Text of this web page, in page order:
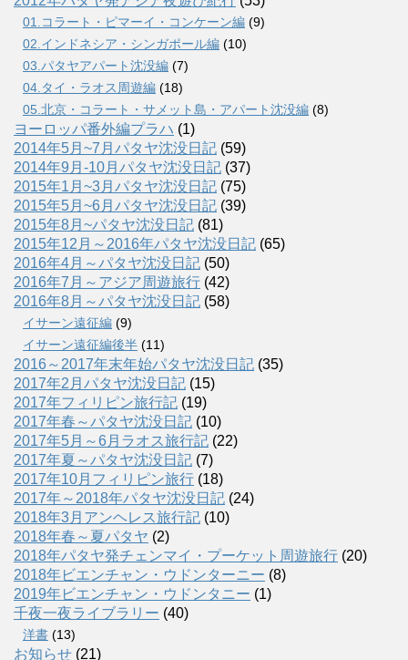
01.コラート・ピマーイ・コンケーン編 (9)
02.インドネシア・シンガポール編 (10)
03.パタヤアパート沈没編 (7)
04.タイ・ラオス周遊編 (18)
05.北京・コラート・サメット島・アパート沈没編 (8)
ヨーロッパ番外編プラハ (1)
2014年5月~7月パタヤ沈没日記 (59)
2014年9月-10月パタヤ沈没日記 (37)
2015年1月~3月パタヤ沈没日記 (75)
2015年5月~6月パタヤ沈没日記 (39)
2015年8月~パタヤ沈没日記 (81)
2015年12月～2016年パタヤ沈没日記 (65)
2016年4月～パタヤ沈没日記 (50)
2016年7月～アジア周遊旅行 (42)
2016年8月～パタヤ沈没日記 (58)
イサーン遠征編 (9)
イサーン遠征編後半 (11)
2016～2017年末年始パタヤ沈没日記 (35)
2017年2月パタヤ沈没日記 (15)
2017年フィリピン旅行記 (19)
2017年春～パタヤ沈没日記 (10)
2017年5月～6月ラオス旅行記 (22)
2017年夏～パタヤ沈没日記 (7)
2017年10月フィリピン旅行 (18)
2017年～2018年パタヤ沈没日記 (24)
2018年3月アンヘレス旅行記 (10)
2018年春～夏パタヤ (2)
2018年パタヤ発チェンマイ・プーケット周遊旅行 (20)
2018年ビエンチャン・ウドンターニー (8)
2019年ビエンチャン・ウドンタニー (1)
千夜一夜ライブラリー (40)
洋書 (13)
お知らせ (21)